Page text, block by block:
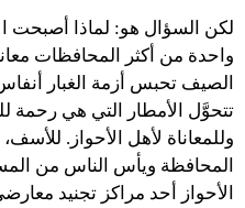
لكن السؤال هو: لماذا أصبحت
واحدة من أكثر المحافظات
الصيف تحبس أزمة الغبار
تتحوَّل الأمطار التي هي رحمة
وللمعاناة لأهل الأحواز.
المحافظة ويأس الناس من
الأحواز أحد مراكز تجنيد